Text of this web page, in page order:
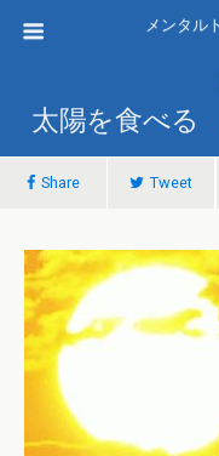
メンタル
太陽を食べる
Share Tweet